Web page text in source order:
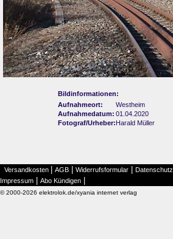
Bildinformationen:
Aufnahmeort:
Westheim
Aufnahmedatum: 01.04.2020
Fotograf/Urheber:Harald Müller
Versandkosten AGB Widerrufsformular Datenschutz
Impressum Abo Kündigen
© 2000-2026 elektrolok.de/xyania internet verlag